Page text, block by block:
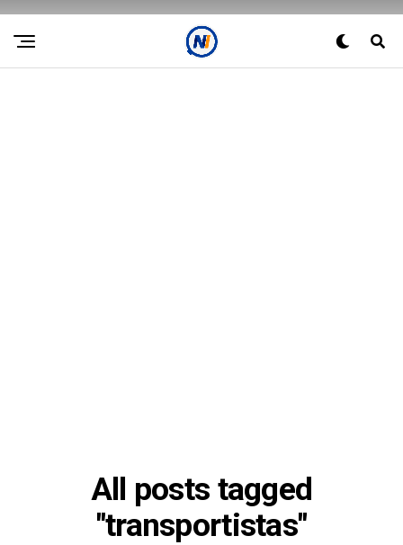
All posts tagged
"transportistas"